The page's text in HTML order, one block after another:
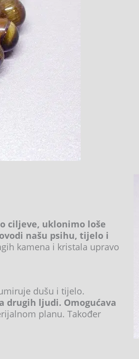
ciljeve, uklonimo loše
našu psihu, tijelo i
kamena i kristala upravo
dušu i tijelo.
drugih ljudi. Omogućava
planu. Također